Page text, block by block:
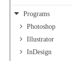
Programs
Photoshop
Illustrator
InDesign